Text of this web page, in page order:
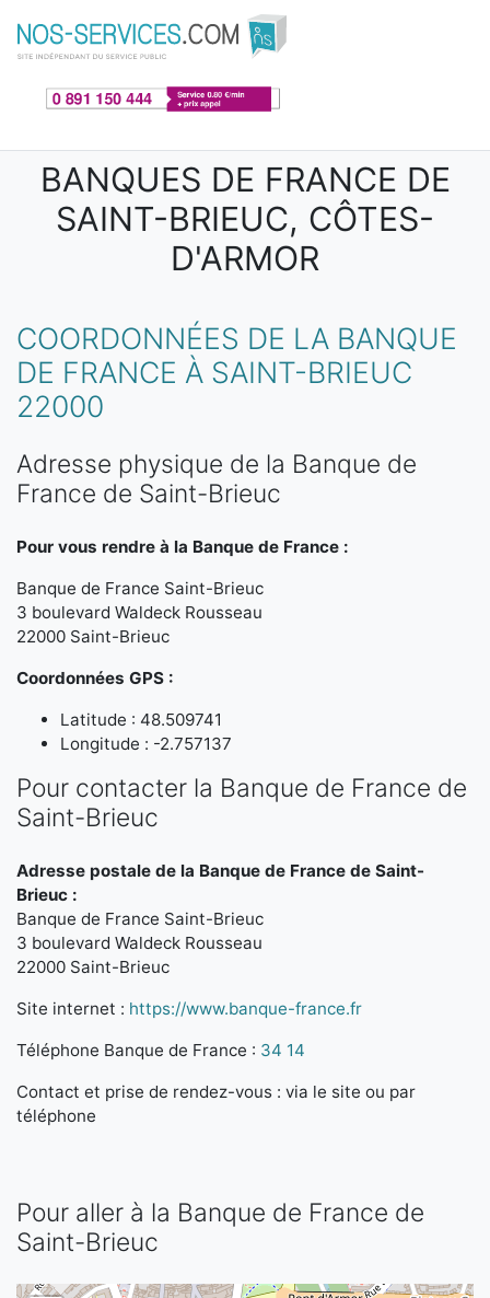
Aller au contenu principal
BANQUES DE FRANCE DE
SAINT-BRIEUC, CÔTES-
D'ARMOR
COORDONNÉES DE LA BANQUE
DE FRANCE À SAINT-BRIEUC
22000
Adresse physique de la Banque de
France de Saint-Brieuc
Pour vous rendre à la Banque de France :
Banque de France Saint-Brieuc
3 boulevard Waldeck Rousseau
22000 Saint-Brieuc
Coordonnées GPS :
Latitude : 48.509741
Longitude : -2.757137
Pour contacter la Banque de France de
Saint-Brieuc
Adresse postale de la Banque de France de Saint-
Brieuc :
Banque de France Saint-Brieuc
3 boulevard Waldeck Rousseau
22000 Saint-Brieuc
Site internet : https://www.banque-france.fr
Téléphone Banque de France : 34 14
Contact et prise de rendez-vous : via le site ou par
téléphone
Pour aller à la Banque de France de
Saint-Brieuc